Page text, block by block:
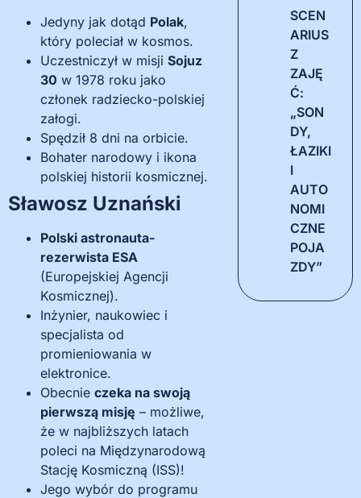
Jedyny jak dotąd Polak,
który poleciał w kosmos.
Uczestniczył w misji Sojuz
30 w 1978 roku jako
członek radziecko-polskiej
załogi.
Spędził 8 dni na orbicie.
Bohater narodowy i ikona
polskiej historii kosmicznej.
Sławosz Uznański
Polski astronauta-
rezerwista ESA
(Europejskiej Agencji
Kosmicznej).
Inżynier, naukowiec i
specjalista od
promieniowania w
elektronice.
Obecnie czeka na swoją
pierwszą misję – możliwe,
że w najbliższych latach
poleci na Międzynarodową
Stację Kosmiczną (ISS)!
Jego wybór do programu
SCEN
ARIUS
Z
ZAJĘ
Ć:
„SON
DY,
ŁAZIKI
I
AUTO
NOMI
CZNE
POJA
ZDY”